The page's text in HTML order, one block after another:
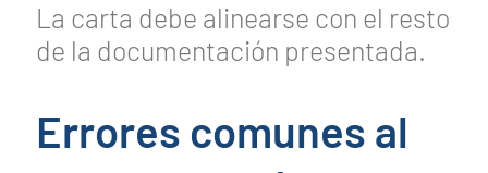
La carta debe alinearse con el resto
de la documentación presentada.
Errores comunes al